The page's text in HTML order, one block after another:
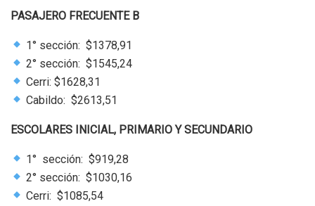
PASAJERO FRECUENTE B
1° sección: $1378,91
2° sección: $1545,24
Cerri: $1628,31
Cabildo: $2613,51
ESCOLARES INICIAL, PRIMARIO Y SECUNDARIO
1° sección: $919,28
2° sección: $1030,16
Cerri: $1085,54